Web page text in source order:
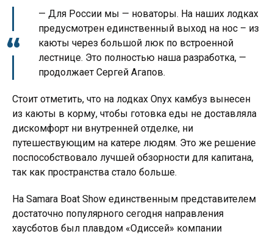
— Для России мы — новаторы. На наших лодках
предусмотрен единственный выход на нос – из
каюты через большой люк по встроенной
лестнице. Это полностью наша разработка, —
продолжает Сергей Агапов.
Стоит отметить, что на лодках Onyx камбуз вынесен
из каюты в корму, чтобы готовка еды не доставляла
дискомфорт ни внутренней отделке, ни
путешествующим на катере людям. Это же решение
поспособствовало лучшей обзорности для капитана,
так как пространства стало больше.
На Samara Boat Show единственным представителем
достаточно популярного сегодня направления
хаусботов был плавдом «Одиссей» компании